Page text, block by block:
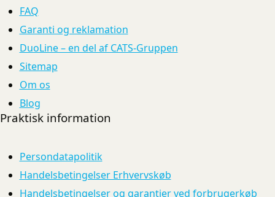
FAQ
Garanti og reklamation
DuoLine – en del af CATS-Gruppen
Sitemap
Om os
Blog
Praktisk information
Persondatapolitik
Handelsbetingelser Erhvervskøb
Handelsbetingelser og garantier ved forbrugerkøb